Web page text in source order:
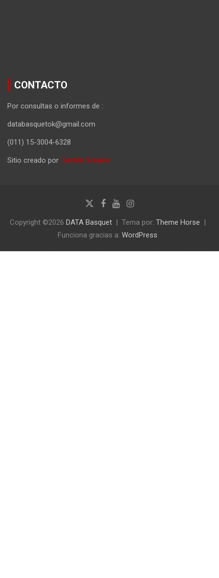
CONTACTO
Por consultas o informes de :
databasquetok@gmail.com
(011) 15-3004-6328
Sitio creado por Gastón Schafer
Copyright ©2026 DATA Basquet Tema por: Theme Horse
Funciona gracias a: WordPress